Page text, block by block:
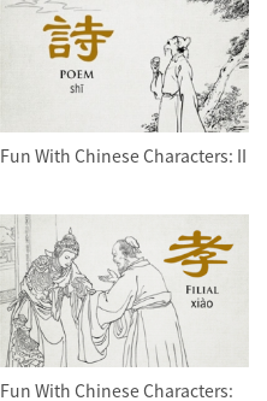
Fun With Chinese Characters: II
Fun With Chinese Characters: